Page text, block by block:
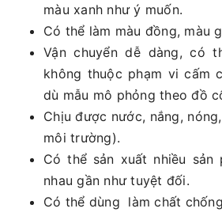
màu xanh như ý muốn.
Có thể làm màu đồng, màu
Vận chuyển dễ dàng, có
không thuộc phạm vi cấm
dù mẫu mô phỏng theo đồ
Chịu được nước, nắng,
môi trường).
Có thể sản xuất nhiều sản
nhau gần như tuyệt đối.
Có thể dùng làm chất